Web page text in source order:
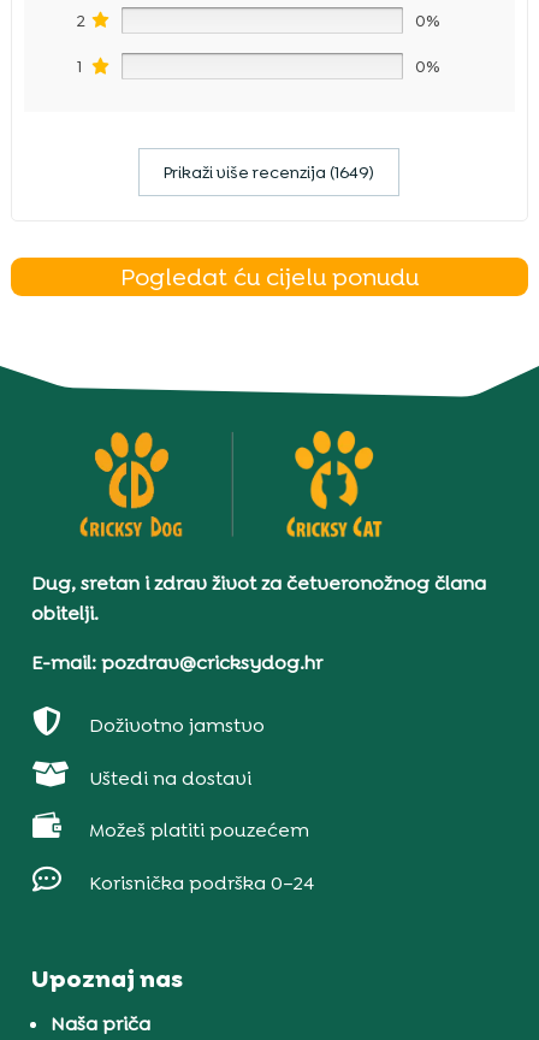
2 0%
1 0%
Prikaži više recenzija (1649)
Pogledat ću cijelu ponudu
Dug, sretan i zdrav život za četveronožnog člana
obitelji.
E-mail: pozdrav@cricksydog.hr
 Doživotno jamstvo
 Uštedi na dostavi
 Možeš platiti pouzećem
 Korisnička podrška 0–24
Upoznaj nas
Naša priča